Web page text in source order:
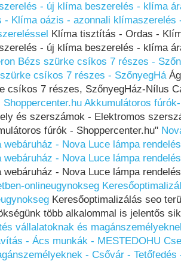
- új klíma beszerelés - klíma
- Klíma oázis - azonnali
Klíma tisztítás - Ordas -
- új klíma beszerelés - klíma
Bézs szürke csíkos 7 részes -
csíkos 7 részes - SzőnyegHá
csíkos 7 részes, SzőnyegHáz-Nílus
Shoppercenter.hu Akkumulátoros
és szerszámok - Elektromos
fúrók - Shoppercenter.hu"
webáruház - Nova Luce lámpa rendelés
webáruház - Nova Luce lámpa rendelés
webáruház - Nova Luce lámpa
onlineugynokseg
Keresőoptimalizálás seo
több alkalommal is jelentős
vállalatoknak és
- Ács munkák - MESTEDOHU
- Csővár -